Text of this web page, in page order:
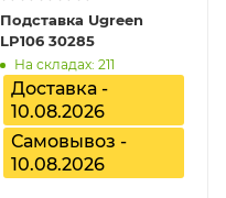
Подставка Ugreen
LP106 30285
На складах: 211
Доставка -
10.08.2026
Самовывоз -
10.08.2026